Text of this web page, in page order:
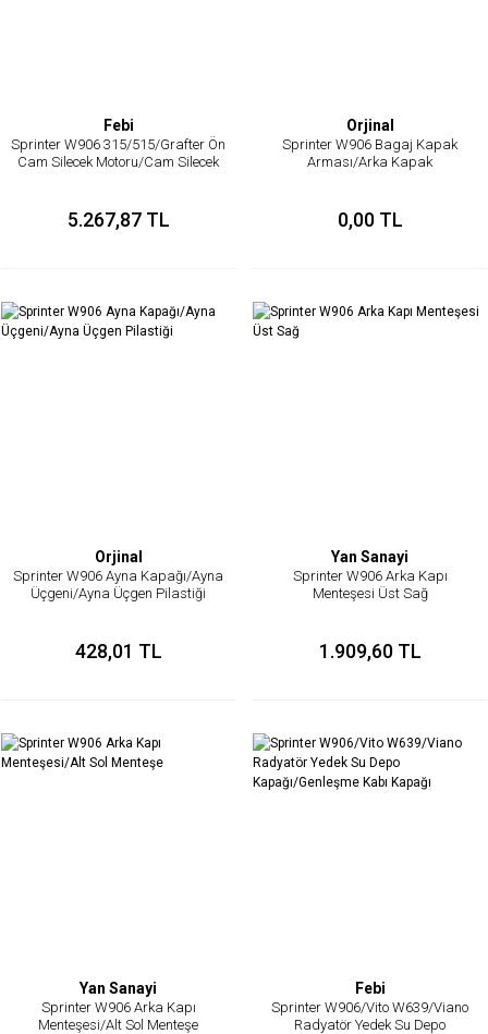
Febi
Sprinter W906 315/515/Grafter Ön
Cam Silecek Motoru/Cam Silecek
5.267,87 TL
Orjinal
Sprinter W906 Bagaj Kapak
Arması/Arka Kapak
0,00 TL
Orjinal
Sprinter W906 Ayna Kapağı/Ayna
Üçgeni/Ayna Üçgen Pilastiği
428,01 TL
Yan Sanayi
Sprinter W906 Arka Kapı
Menteşesi Üst Sağ
1.909,60 TL
Yan Sanayi
Sprinter W906 Arka Kapı
Menteşesi/Alt Sol Menteşe
Febi
Sprinter W906/Vito W639/Viano
Radyatör Yedek Su Depo